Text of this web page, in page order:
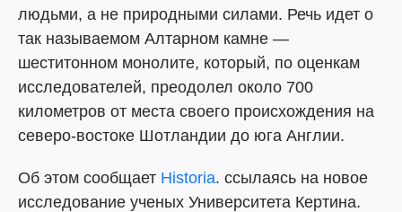
людьми, а не природными силами. Речь идет о
так называемом Алтарном камне —
шеститонном монолите, который, по оценкам
исследователей, преодолел около 700
километров от места своего происхождения на
северо-востоке Шотландии до юга Англии.
Об этом сообщает Historia. ссылаясь на новое
исследование ученых Университета Кертина.